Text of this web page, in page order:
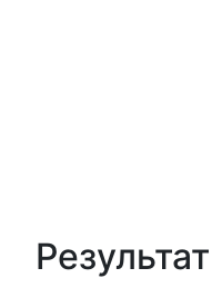
Результат